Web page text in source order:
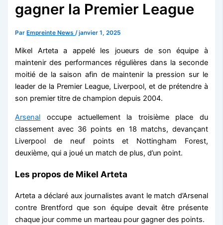
gagner la Premier League
Par Empreinte News/janvier 1, 2025
Mikel Arteta a appelé les joueurs de son équipe à
maintenir des performances régulières dans la seconde
moitié de la saison afin de maintenir la pression sur le
leader de la Premier League, Liverpool, et de prétendre à
son premier titre de champion depuis 2004.
Arsenal occupe actuellement la troisième place du
classement avec 36 points en 18 matchs, devançant
Liverpool de neuf points et Nottingham Forest,
deuxième, qui a joué un match de plus, d’un point.
Les propos de Mikel Arteta
Arteta a déclaré aux journalistes avant le match d’Arsenal
contre Brentford que son équipe devait être présente
chaque jour comme un marteau pour gagner des points.